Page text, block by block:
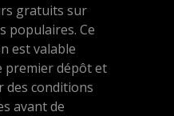
gratuits sur
populaires. Ce
est valable
premier dépôt et
des conditions
avant de